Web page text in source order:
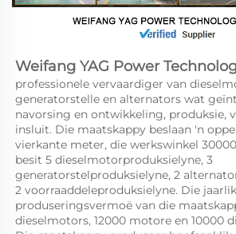
Weifang YAG Power
professionele vervaardiger van
generatorstelle en alternators wat
navorsing en ontwikkeling, produksie,
insluit. Die maatskappy beslaan 'n
vierkante meter, die werkswinkel
besit 5 dieselmotorproduksielyne, 3
generatorstelproduksielyne, 2
2 voorraaddeleproduksielyne. Die
produseringsvermoë van die
dieselmotors, 12000 motore en 10000